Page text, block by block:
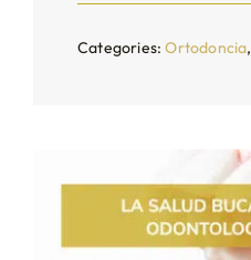
Categories:Ortodoncia,